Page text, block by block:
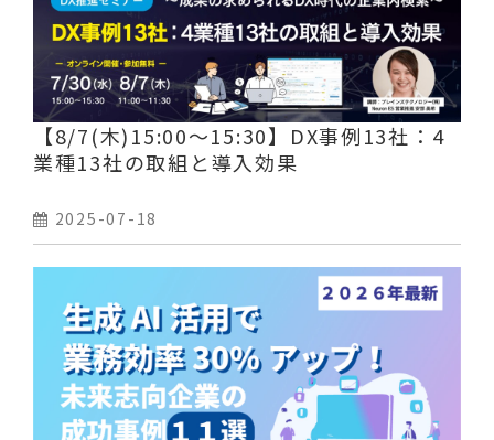
【8/7(木)15:00～15:30】DX事例13社：4
業種13社の取組と導入効果
2025-07-18